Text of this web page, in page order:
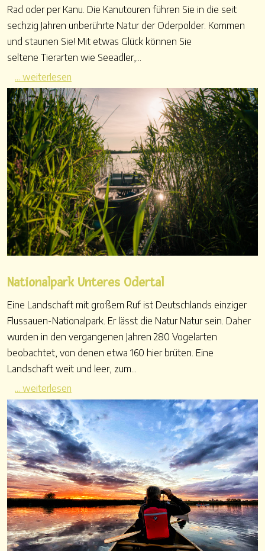
Rad oder per Kanu. Die Kanutouren führen Sie in die seit
sechzig Jahren unberührte Natur der Oderpolder. Kommen
und staunen Sie! Mit etwas Glück können Sie
seltene Tierarten wie Seeadler,...
... weiterlesen
Nationalpark Unteres Odertal
Eine Landschaft mit großem Ruf ist Deutschlands einziger
Flussauen-Nationalpark. Er lässt die Natur Natur sein. Daher
wurden in den vergangenen Jahren 280 Vogelarten
beobachtet, von denen etwa 160 hier brüten. Eine
Landschaft weit und leer, zum...
... weiterlesen